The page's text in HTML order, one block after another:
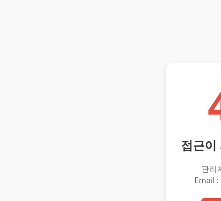
접근이
관리
Email